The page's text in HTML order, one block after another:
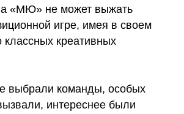
а «МЮ» не может выжать
игре, имея в своем
классных креативных
выбрали команды, особых
интереснее были